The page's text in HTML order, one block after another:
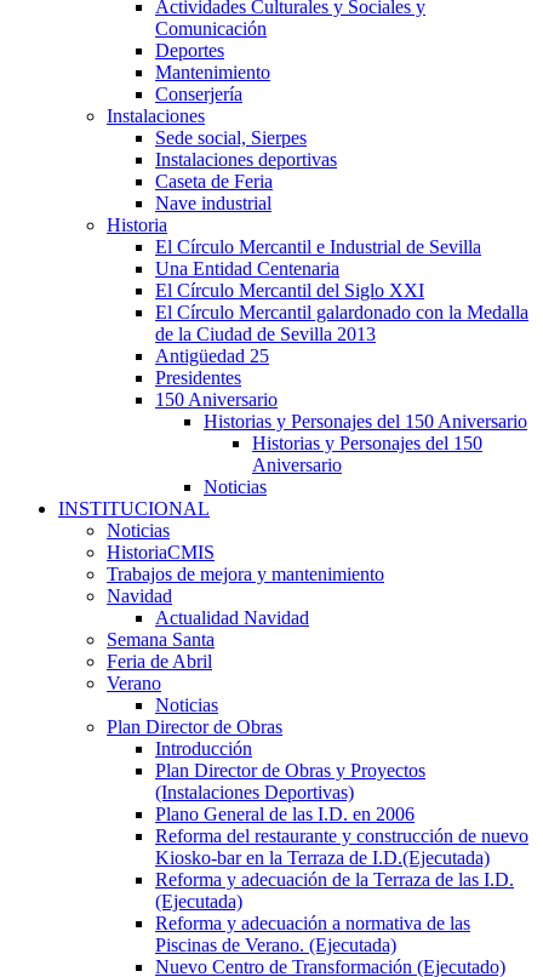
Actividades Culturales y Sociales y
Comunicación
Deportes
Mantenimiento
Conserjería
Instalaciones
Sede social, Sierpes
Instalaciones deportivas
Caseta de Feria
Nave industrial
Historia
El Círculo Mercantil e Industrial de Sevilla
Una Entidad Centenaria
El Círculo Mercantil del Siglo XXI
El Círculo Mercantil galardonado con la Medalla
de la Ciudad de Sevilla 2013
Antigüedad 25
Presidentes
150 Aniversario
Historias y Personajes del 150 Aniversario
Historias y Personajes del 150
Aniversario
Noticias
INSTITUCIONAL
Noticias
HistoriaCMIS
Trabajos de mejora y mantenimiento
Navidad
Actualidad Navidad
Semana Santa
Feria de Abril
Verano
Noticias
Plan Director de Obras
Introducción
Plan Director de Obras y Proyectos
(Instalaciones Deportivas)
Plano General de las I.D. en 2006
Reforma del restaurante y construcción de nuevo
Kiosko-bar en la Terraza de I.D.(Ejecutada)
Reforma y adecuación de la Terraza de las I.D.
(Ejecutada)
Reforma y adecuación a normativa de las
Piscinas de Verano. (Ejecutada)
Nuevo Centro de Transformación (Ejecutado)